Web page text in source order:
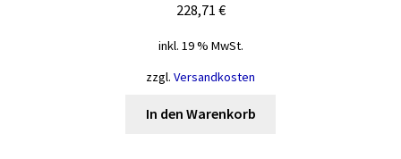
228,71 €
inkl. 19 % MwSt.
zzgl. Versandkosten
In den Warenkorb